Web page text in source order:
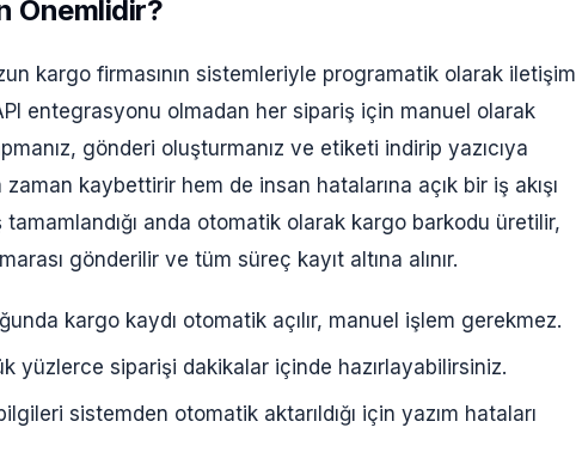
Önemlidir?
kargo firmasının sistemleriyle programatik olarak iletişim
entegrasyonu olmadan her sipariş için manuel olarak
gönderi oluşturmanız ve etiketi indirip yazıcıya
kaybettirir hem de insan hatalarına açık bir iş akışı
anda otomatik olarak kargo barkodu üretilir,
gönderilir ve tüm süreç kayıt altına alınır.
kargo kaydı otomatik açılır, manuel işlem gerekmez.
yüzlerce siparişi dakikalar içinde hazırlayabilirsiniz.
sistemden otomatik aktarıldığı için yazım hataları